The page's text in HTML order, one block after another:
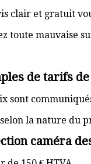
clair et gratuit
toute mauvaise
de tarifs
sont
la nature du
caméra